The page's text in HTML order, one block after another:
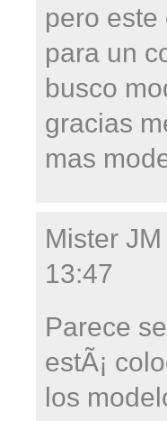
pero este
para un
busco
gracias
mas
Mister JM
13:47
Parece
estÃ¡
los